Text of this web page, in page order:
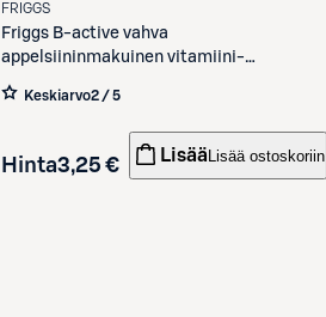
FRIGGS
Friggs B-active vahva
appelsiininmakuinen vitamiini-
kivennäisaineporetabletti 20kpl
Keskiarvo2 / 5
Hinta3,25 € LisääLisää ostoskoriin